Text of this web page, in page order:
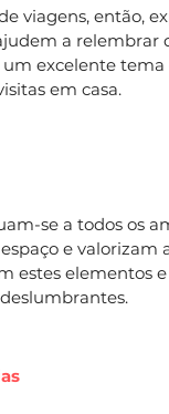
viagens, então,
a relembrar
um excelente tema
em casa.
se a todos os
e valorizam
estes elementos